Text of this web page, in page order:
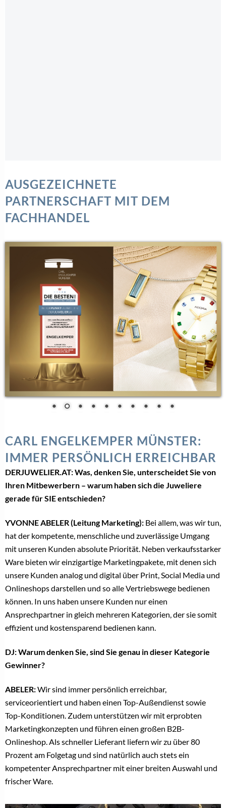
AUSGEZEICHNETE
PARTNERSCHAFT MIT DEM
FACHHANDEL
CARL ENGELKEMPER MÜNSTER:
IMMER PERSÖNLICH ERREICHBAR
DERJUWELIER.AT: Was, denken Sie, unterscheidet Sie von
Ihren Mitbewerbern – warum haben sich die Juweliere
gerade für SIE entschieden?
YVONNE ABELER (Leitung Marketing): Bei allem, was wir tun,
hat der kompetente, menschliche und zuverlässige Umgang
mit unseren Kunden absolute Priorität. Neben verkaufsstarker
Ware bieten wir einzigartige Marketingpakete, mit denen sich
unsere Kunden analog und digital über Print, Social Media und
Onlineshops darstellen und so alle Vertriebswege bedienen
können. In uns haben unsere Kunden nur einen
Ansprechpartner in gleich mehreren Kategorien, der sie somit
effizient und kostensparend bedienen kann.
DJ: Warum denken Sie, sind Sie genau in dieser Kategorie
Gewinner?
ABELER:Wir sind immer persönlich erreichbar,
serviceorientiert und haben einen Top-Außendienst sowie
Top-Konditionen. Zudem unterstützen wir mit erprobten
Marketingkonzepten und führen einen großen B2B-
Onlineshop. Als schneller Lieferant liefern wir zu über 80
Prozent am Folgetag und sind natürlich auch stets ein
kompetenter Ansprechpartner mit einer breiten Auswahl und
frischer Ware.